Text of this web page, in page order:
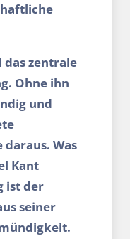
das zentrale
Ohne ihn
und
Was
Kant
ist der
seiner